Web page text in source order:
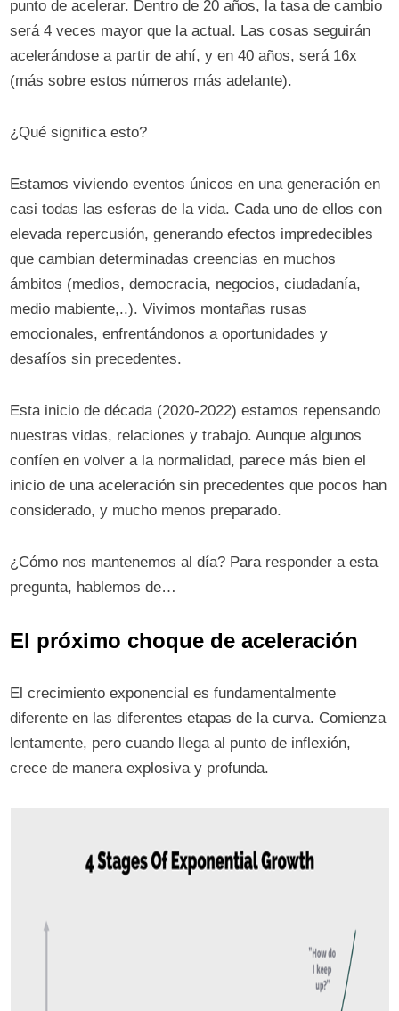
punto de acelerar. Dentro de 20 años, la tasa de cambio
será 4 veces mayor que la actual. Las cosas seguirán
acelerándose a partir de ahí, y en 40 años, será 16x
(más sobre estos números más adelante).
¿Qué significa esto?
Estamos viviendo eventos únicos en una generación en
casi todas las esferas de la vida. Cada uno de ellos con
elevada repercusión, generando efectos impredecibles
que cambian determinadas creencias en muchos
ámbitos (medios, democracia, negocios, ciudadanía,
medio mabiente,..). Vivimos montañas rusas
emocionales, enfrentándonos a oportunidades y
desafíos sin precedentes.
Esta inicio de década (2020-2022) estamos repensando
nuestras vidas, relaciones y trabajo. Aunque algunos
confíen en volver a la normalidad, parece más bien el
inicio de una aceleración sin precedentes que pocos han
considerado, y mucho menos preparado.
¿Cómo nos mantenemos al día? Para responder a esta
pregunta, hablemos de…
El próximo choque de aceleración
El crecimiento exponencial es fundamentalmente
diferente en las diferentes etapas de la curva. Comienza
lentamente, pero cuando llega al punto de inflexión,
crece de manera explosiva y profunda.